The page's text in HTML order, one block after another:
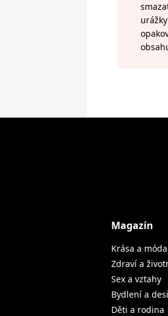
Magazín
Krása a móda
Zdraví a
Sex a vztahy
Bydlení a
Děti a rodina